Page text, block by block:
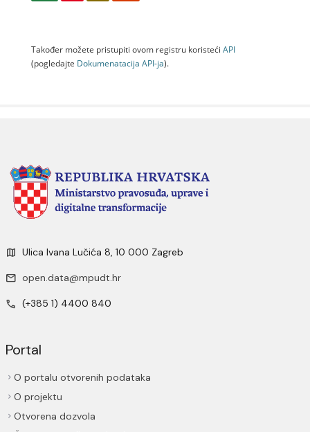
Također možete pristupiti ovom registru koristeći API
(pogledajte Dokumenаtаcijа API-jа).